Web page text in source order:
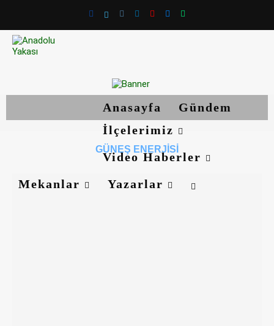
Anasayfa
Gündem
İlçelerimiz
Video Haberler
Mekanlar
Yazarlar
GÜNEŞ ENERJISI